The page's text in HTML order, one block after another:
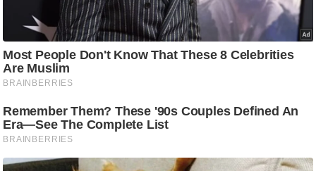
फै
श
न
घ
रे
लू
नु
स्खे